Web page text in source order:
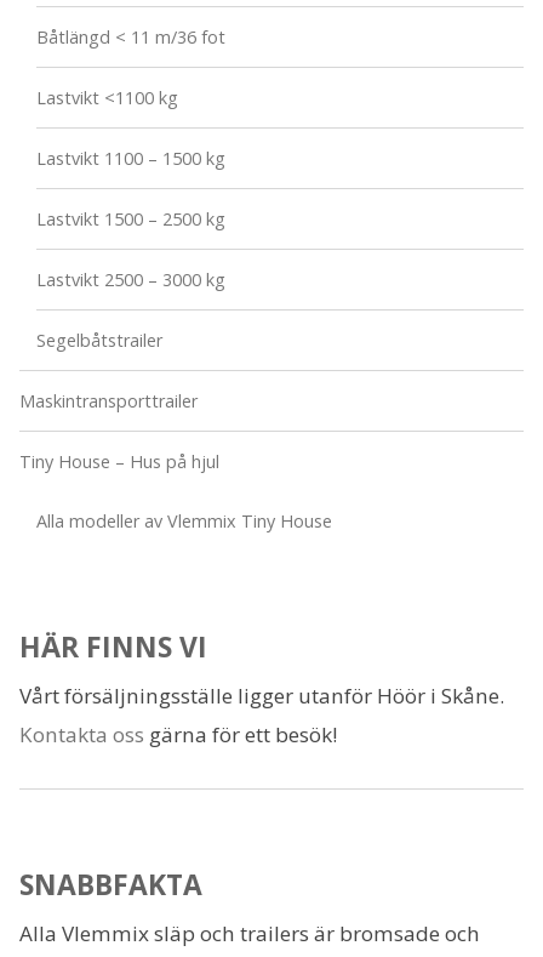
Båtlängd < 11 m/36 fot
Lastvikt <1100 kg
Lastvikt 1100 – 1500 kg
Lastvikt 1500 – 2500 kg
Lastvikt 2500 – 3000 kg
Segelbåtstrailer
Maskintransporttrailer
Tiny House – Hus på hjul
Alla modeller av Vlemmix Tiny House
HÄR FINNS VI
Vårt försäljningsställe ligger utanför Höör i Skåne.
Kontakta oss gärna för ett besök!
SNABBFAKTA
Alla Vlemmix släp och trailers är bromsade och